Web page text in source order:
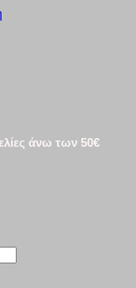
άνω των 50€